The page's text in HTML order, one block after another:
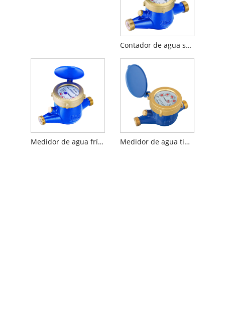
Contador de agua sellado semi líquido del jet multi R160 con mediados de aprobado
Medidor de agua fría con cuerpo de latón de chorro múltiple Medidor de agua tipo seco de chorro múltiple